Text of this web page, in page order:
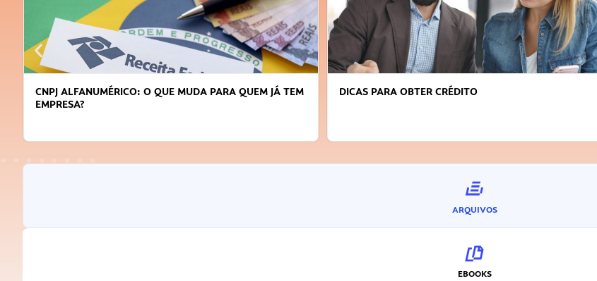
DICAS PARA OBTER CRÉDITO
FAÇA A DIFERENÇA: SEJA SUSTENTÁVEL, SEJA
ARQUIVOS
EBOOKS